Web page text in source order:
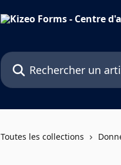
Rechercher un article...
Toutes les collections